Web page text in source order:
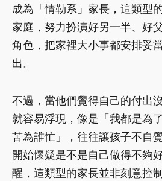
成為「情勒系」家長，這類型
家庭，努力扮演好另一半、好
角色，把家裡大小事都安排妥
出。
不過，當他們覺得自己的付出
就容易浮現，像是「我都是為
苦為誰忙」，往往讓孩子不自
開始懷疑是不是自己做得不夠
醒，這類型的家長並非刻意控